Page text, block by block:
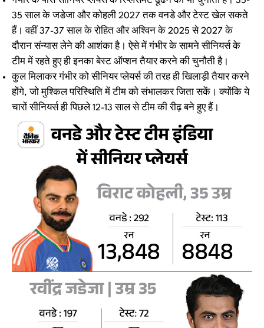
35 साल के जडेजा और कोहली 2027 तक वनडे और टेस्ट खेल सकते
हैं। वहीं 37-37 साल के रोहित और अश्विन के 2025 से 2027 के
दौरान संन्यास लेने की आशंका है। ऐसे में गंभीर के सामने सीनियर्स के
टीम में रहते हुए ही इनका बेस्ट ऑप्शन तैयार करने की चुनौती है।
कुल मिलाकर गंभीर को सीनियर प्लेयर्स की तरह ही खिलाड़ी तैयार करने
होंगे, जो मुश्किल परिस्थिति में टीम को संभालकर जिता सकें। क्योंकि ये
चारों सीनियर्स ही पिछले 12-13 साल से टीम की रीढ़ बने हुए हैं।